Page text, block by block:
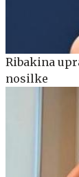
Ribakina
nosilke